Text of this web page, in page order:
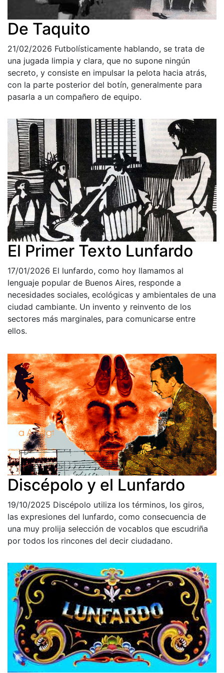
De Taquito
21/02/2026 Futbolísticamente hablando, se trata de
una jugada limpia y clara, que no supone ningún
secreto, y consiste en impulsar la pelota hacia atrás,
con la parte posterior del botín, generalmente para
pasarla a un compañero de equipo.
El Primer Texto Lunfardo
17/01/2026 El lunfardo, como hoy llamamos al
lenguaje popular de Buenos Aires, responde a
necesidades sociales, ecológicas y ambientales de una
ciudad cambiante. Un invento y reinvento de los
sectores más marginales, para comunicarse entre
ellos.
Discépolo y el Lunfardo
19/10/2025 Discépolo utiliza los términos, los giros,
las expresiones del lunfardo, como consecuencia de
una muy prolija selección de vocablos que escudriña
por todos los rincones del decir ciudadano.